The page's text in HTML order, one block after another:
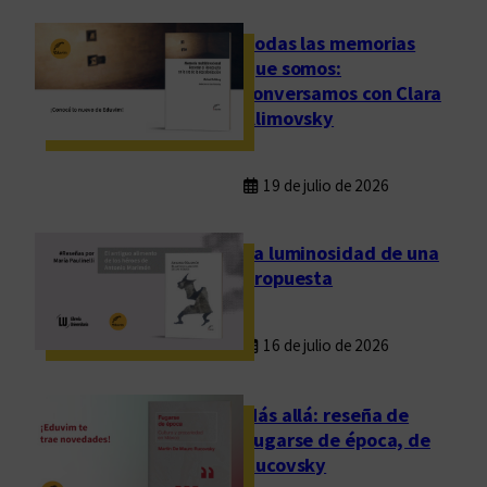
Todas las memorias
que somos:
conversamos con Clara
Klimovsky
19 de julio de 2026
La luminosidad de una
propuesta
16 de julio de 2026
Más allá: reseña de
Fugarse de época, de
Rucovsky